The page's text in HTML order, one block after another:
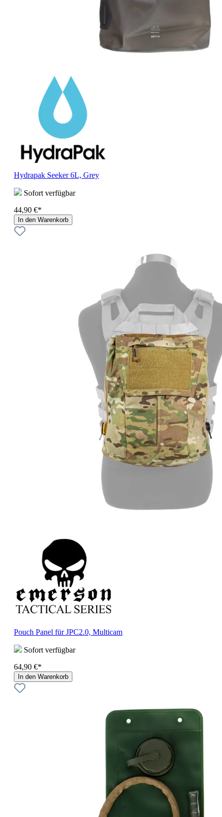
Hydrapak Seeker 6L, Grey
Sofort verfügbar
44,90 €*
In den Warenkorb
Pouch Panel für JPC2.0, Multicam
Sofort verfügbar
64,90 €*
In den Warenkorb